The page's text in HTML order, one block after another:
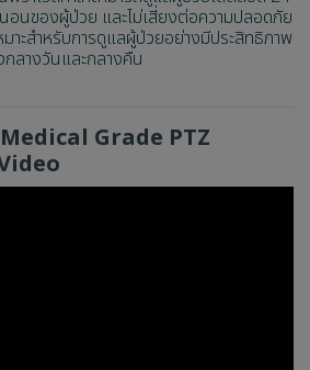
อนของผู้ป่วย และไม่เสี่ยงต่อความปลอดภัย
าะสำหรับการดูแลผู้ป่วยอย่างมีประสิทธิภาพ
กลางวันและกลางคืน
Grade PTZ